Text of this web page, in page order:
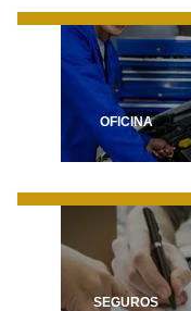
OFICINA
SEGUROS